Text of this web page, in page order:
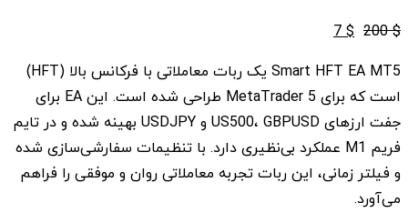
$
200
قیمت
$ 200
بود.
$
7 قیمت
$ 7
است.
Smart HFT EA MT5 یک ربات معاملاتی با فرکانس بالا (HFT)
است که برای MetaTrader 5 طراحی شده است. این EA برای
جفت ارزهای US500، GBPUSD و USDJPY بهینه شده و در تایم
فریم M1 عملکرد بی‌نظیری دارد. با تنظیمات سفارشی‌سازی شده
و فیلتر زمانی، این ربات تجربه معاملاتی روان و موفقی را فراهم
می‌آورد.